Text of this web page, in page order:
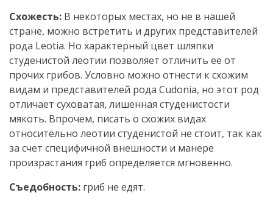
Схожесть: В некоторых местах, но не в нашей
стране, можно встретить и других представителей
рода Leotia. Но характерный цвет шляпки
студенистой леотии позволяет отличить ее от
прочих грибов. Условно можно отнести к схожим
видам и представителей рода Cudonia, но этот род
отличает суховатая, лишенная студенистости
мякоть. Впрочем, писать о схожих видах
относительно леотии студенистой не стоит, так как
за счет специфичной внешности и манере
произрастания гриб определяется мгновенно.
Съедобность: гриб не едят.